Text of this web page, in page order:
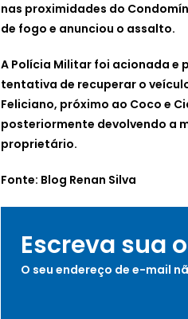
nas proximidades do
de fogo e anunciou o assalto.
A Polícia Militar foi acionada e
tentativa de recuperar o
Feliciano, próximo ao Coco e
posteriormente devolvendo a
proprietário.
Fonte: Blog Renan Silva
Escreva sua
O seu endereço de e-mail